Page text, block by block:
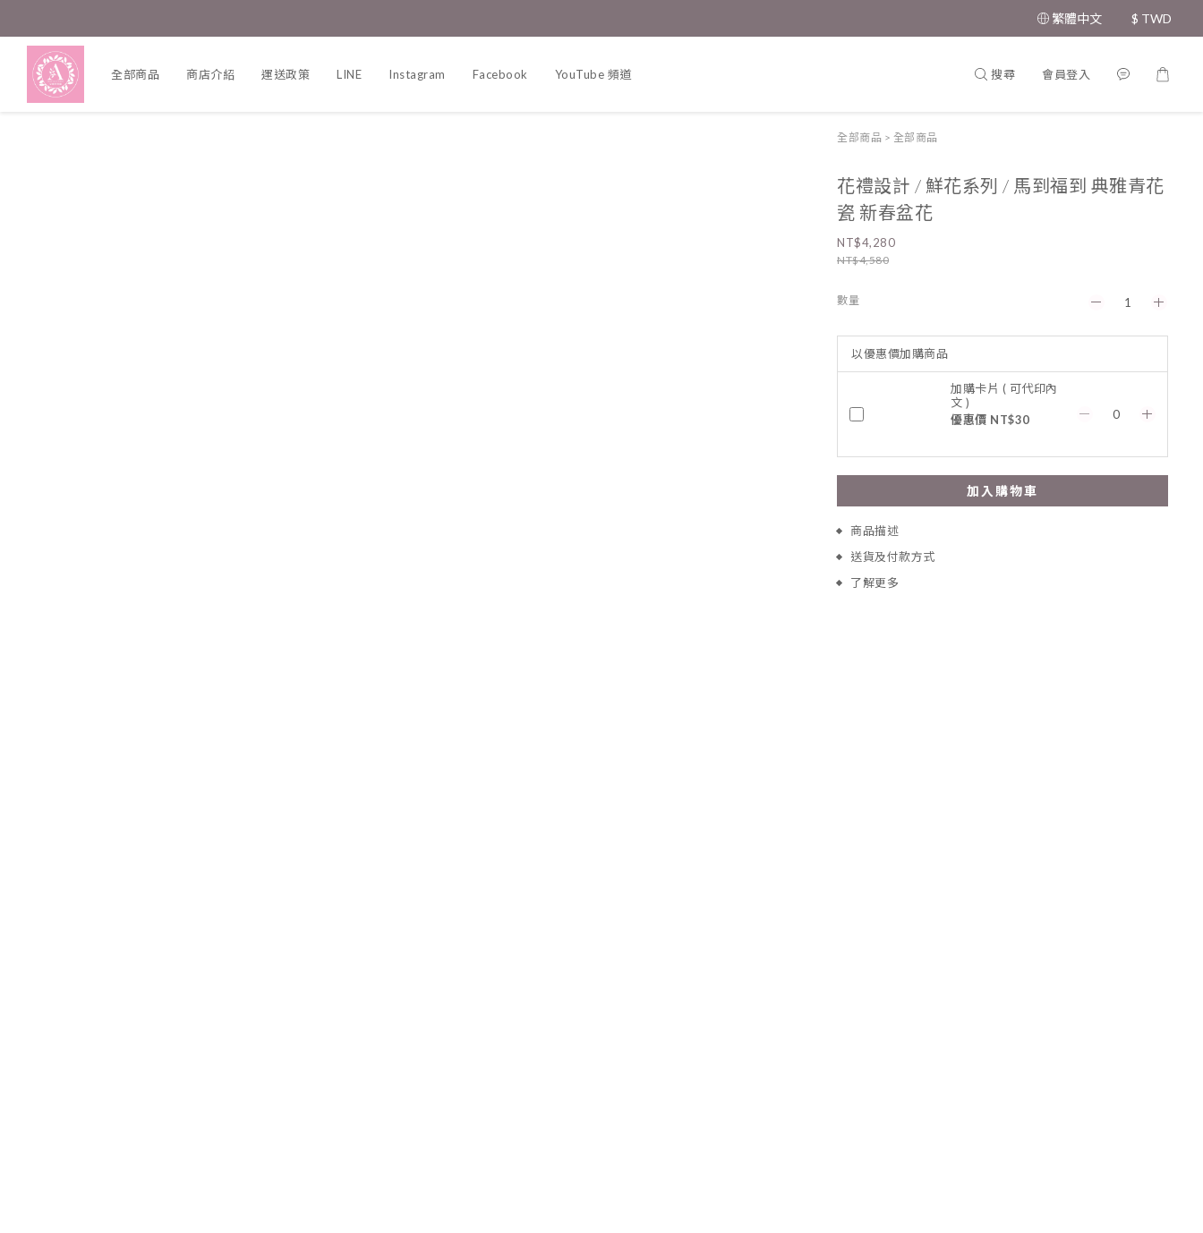
繁體中文 $ TWD
全部商品 商店介紹 運送政策 LINE Instagram Facebook YouTube 頻道 搜尋 會員登入
全部商品 > 全部商品
花禮設計 / 鮮花系列 / 馬到福到 典雅青花
瓷 新春盆花
NT$4,280
NT$4,580
數量
以優惠價加購商品
加購卡片 ( 可代印內
文 )
優惠價 NT$30
加入購物車
商品描述
送貨及付款方式
了解更多